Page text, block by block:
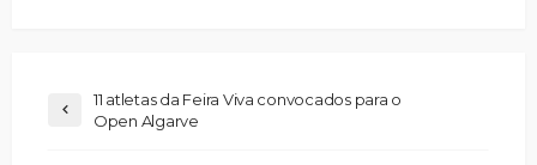
11 atletas da Feira Viva convocados para o
Open Algarve